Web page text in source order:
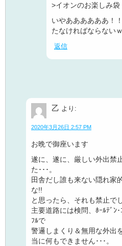
>イオンのお楽しみ袋
いやああああああ！
たなければならないｗ
返信
乙 より:
2020年3月26日 2:57 PM
お晩で御座います
遂に、遂に、厳しい外出禁
た･･･。
田舎だし誰も来ない隠れ家
な!!
と思ったら、それも禁止でし
主要道路には検問、ﾎｰﾙﾃﾞﾝ
ﾌﾙで
警邏しまくり＆無用な外出
当に何もできません･･･。